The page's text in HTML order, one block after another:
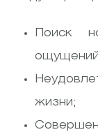
Поиск
жизни;